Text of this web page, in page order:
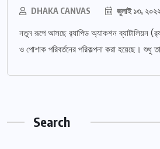
DHAKA CANVAS জুলাই ১৩,
নতুন রূপে আসছে র‌্যাপিড অ্যাকশন ব্যাটালিয়ন
ও পোশাক পরিবর্তনের পরিকল্পনা করা হয়েছে। শুধু
Search